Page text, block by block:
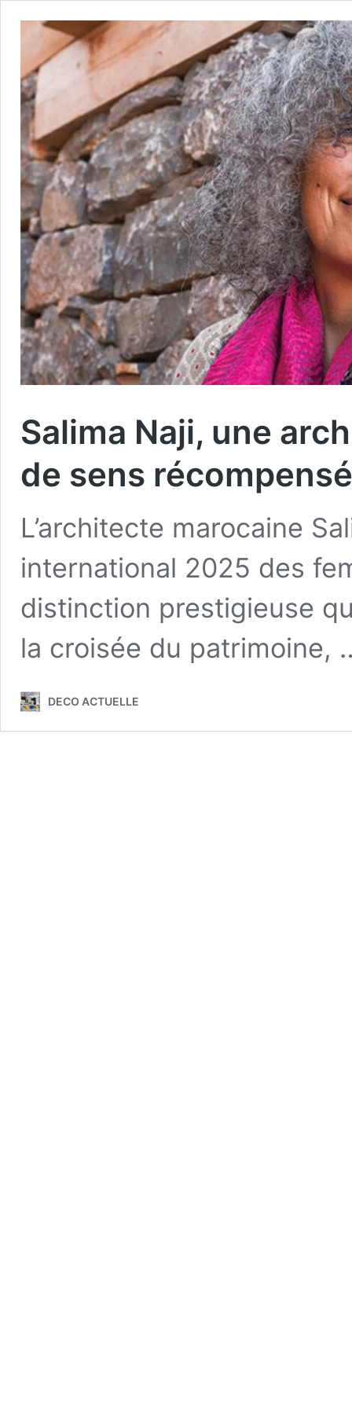
Salima Naji, une
de sens
L’architecte marocaine
international 2025 des
distinction prestigieuse
la croisée du patrimoine,
DECO ACTUELLE